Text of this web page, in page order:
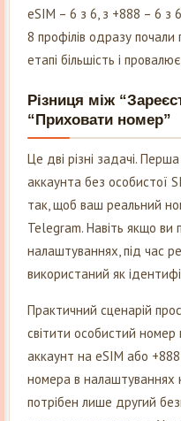
eSIM – 6 з 6, з +888 – 6 з
8 профілів одразу
етапі більшість і
Різниця між
“Приховати номер”
Це дві різні задачі.
аккаунта без особистої
так, щоб ваш реальний
Telegram. Навіть якщо ви
налаштуваннях, під час
використаний як
Практичний сценарій
світити особистий
аккаунт на eSIM або
номера в налаштуваннях
потрібен лише другий